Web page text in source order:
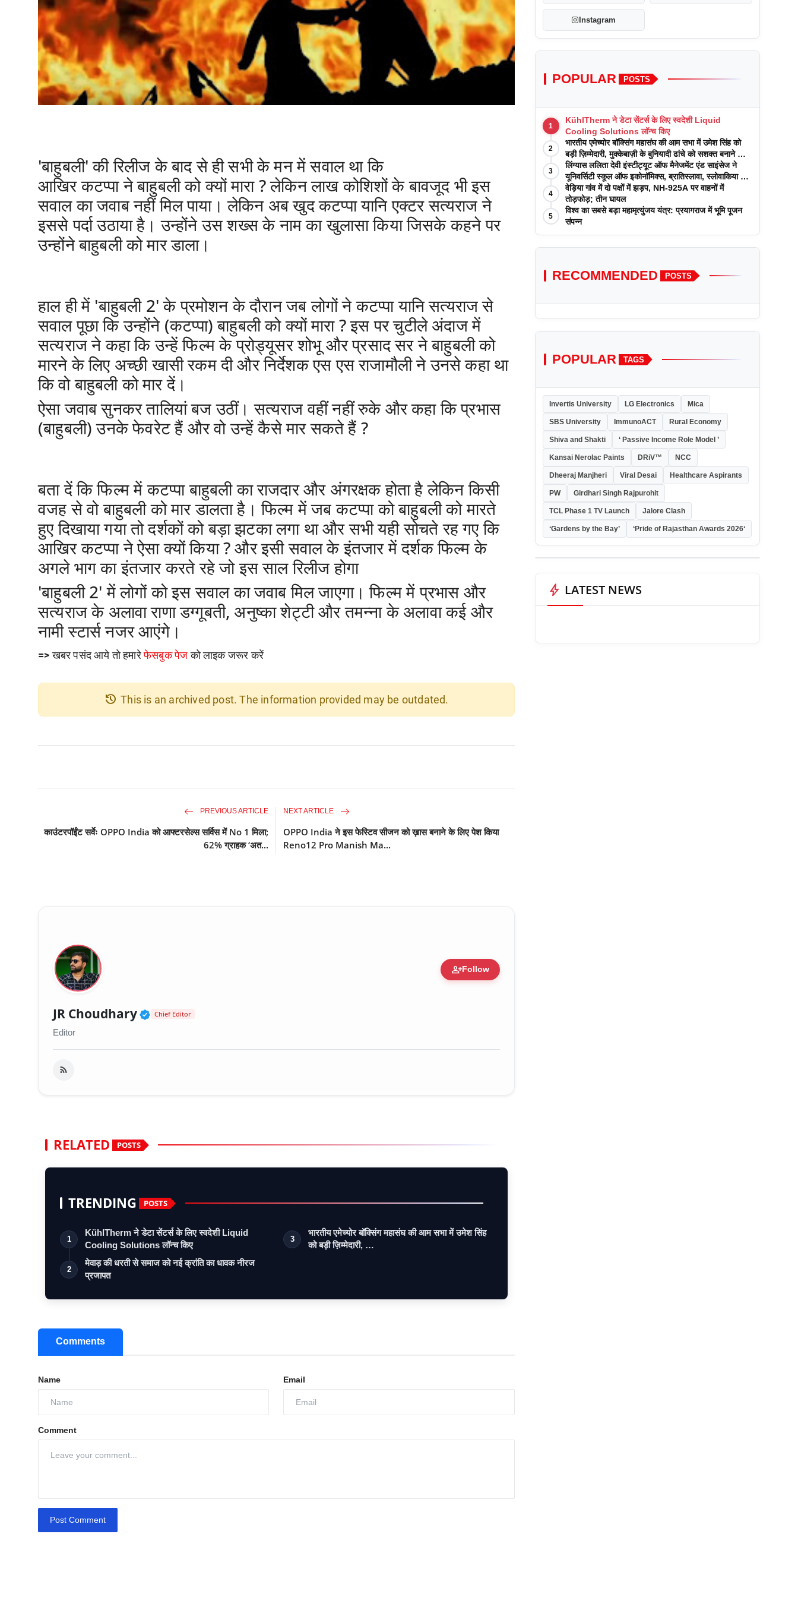
'बाहुबली'की रिलीज के बाद से ही सभी के मन में सवाल था कि
आखिरकटप्पानेबाहुबलीको क्यों मारा ? लेकिन लाख कोशिशों के बावजूद भी इस
सवाल का जवाब नहीं मिल पाया। लेकिन अब खुद कटप्पा यानि एक्टर सत्यराज ने
इससे पर्दा उठाया है। उन्होंने उस शख्स के नाम का खुलासा किया जिसके कहने पर
उन्होंनेबाहुबलीको मार डाला।
हाल ही में 'बाहुबली 2'के प्रमोशन के दौरान जब लोगों ने कटप्पा यानि सत्यराज से
सवाल पूछा कि उन्होंने (कटप्पा) बाहुबली को क्यों मारा ? इस पर चुटीले अंदाज में
सत्यराज ने कहा कि उन्हें फिल्म के प्रोड्यूसर शोभू और प्रसाद सर ने बाहुबली को
मारने के लिए अच्छी खासी रकम दी और निर्देशक एस एस राजामौली ने उनसे कहा था
कि वो बाहुबली को मार दें।
ऐसा जवाब सुनकर तालियां बज उठीं। सत्यराज वहीं नहीं रुके और कहा कि प्रभास
(बाहुबली) उनके फेवरेट हैं और वो उन्हें कैसे मार सकते हैं ?
बता दें कि फिल्म में कटप्पा बाहुबली का राजदार और अंगरक्षक होता है लेकिन किसी
वजह से वो बाहुबली को मार डालता है। फिल्म में जब कटप्पा को बाहुबली को मारते
हुए दिखाया गया तो दर्शकों को बड़ा झटका लगा था और सभी यही सोचते रह गए कि
आखिर कटप्पा ने ऐसा क्यों किया ? और इसी सवाल के इंतजार में दर्शक फिल्म के
अगले भाग का इंतजार करते रहे जो इस साल रिलीज होगा
'बाहुबली 2'में लोगों को इस सवाल का जवाब मिल जाएगा। फिल्म में प्रभास और
सत्यराज के अलावा राणा डग्गूबती, अनुष्का शेट्टी और तमन्ना के अलावा कई और
नामी स्टार्स नजर आएंगे।
=>खबर पसंद आये तो हमारेफेसबुक पेजको लाइक जरूर करें
history This is an archived post. The information provided may be outdated.
PREVIOUS ARTICLE
काउंटरपॉईंट सर्वेः OPPO India को आफ्टरसेल्स सर्विस में No 1 मिला;
62% ग्राहक ‘अत...
NEXT ARTICLE
OPPO India ने इस फेस्टिव सीजन को ख़ास बनाने के लिए पेश किया
Reno12 Pro Manish Ma...
person_addFollow
JR Choudhary Verified Public Figure • 30 Mar, 2026
Chief Editor
Editor
RELATED POSTS
TRENDING POSTS
1
KühlTherm ने डेटा सेंटर्स के लिए स्वदेशी Liquid
Cooling Solutions लॉन्च किए
2
मेवाड़ की धरती से समाज को नई क्रांति का धावक नीरज
प्रजापत
3
भारतीय एमेच्योर बॉक्सिंग महासंघ की आम सभा में उमेश सिंह
को बड़ी ज़िम्मेदारी, …
Comments
Name Email
Comment
Post Comment
Instagram
POPULAR POSTS
1
KühlTherm ने डेटा सेंटर्स के लिए स्वदेशी Liquid
Cooling Solutions लॉन्च किए
2
भारतीय एमेच्योर बॉक्सिंग महासंघ की आम सभा में उमेश सिंह को
बड़ी ज़िम्मेदारी, मुक्केबाज़ी के बुनियादी ढांचे को सशक्त बनाने का
वादा
3
लिंग्यास ललिता देवी इंस्टीट्यूट ऑफ मैनेजमेंट एंड साइंसेज ने
यूनिवर्सिटी स्कूल ऑफ इकोनॉमिक्स, ब्रातिस्लावा, स्लोवाकिया के
साथ अकादमिक पत्रिकाओं में प्रकाशन रणनीतियों पर एक
दिवसीय कार्यशाला का आयोजन किया
4
वेड़िया गांव में दो पक्षों में झड़प, NH-925A पर वाहनों में
तोड़फोड़; तीन घायल
5
विश्व का सबसे बड़ा महामृत्युंजय यंत्र: प्रयागराज में भूमि पूजन
संपन्न
RECOMMENDED POSTS
POPULAR TAGS
Invertis University LG Electronics Mica
SBS University ImmunoACT Rural Economy
Shiva and Shakti ‘ Passive Income Role Model ’
Kansai Nerolac Paints DRiV™ NCC
Dheeraj Manjheri Viral Desai Healthcare Aspirants
PW Girdhari Singh Rajpurohit
TCL Phase 1 TV Launch Jalore Clash
‘Gardens by the Bay’ ‘Pride of Rajasthan Awards 2026‘
bolt LATEST NEWS